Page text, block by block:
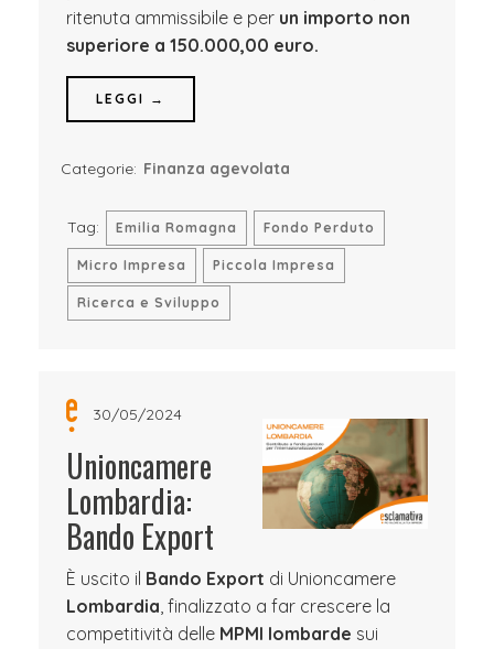
ritenuta ammissibile e per un importo non
superiore a 150.000,00 euro.
LEGGI →
Categorie: Finanza agevolata
Tag: Emilia Romagna Fondo Perduto
Micro Impresa Piccola Impresa
Ricerca e Sviluppo
30/05/2024
Unioncamere
Lombardia:
Bando Export
È uscito il Bando Export di Unioncamere
Lombardia, finalizzato a far crescere la
competitività delle MPMI lombarde sui